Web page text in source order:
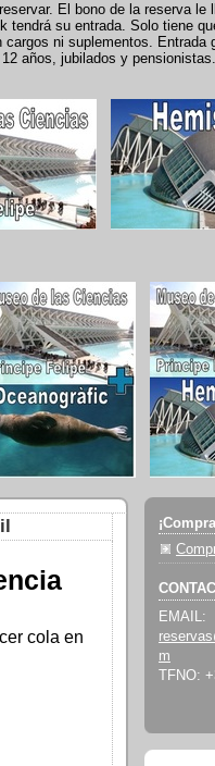
El bono de la reserva le
su entrada. Solo tiene
ni suplementos. Entrada
años, jubilados y pensionistas.
cola en
EMAIL:
m
TFNO: